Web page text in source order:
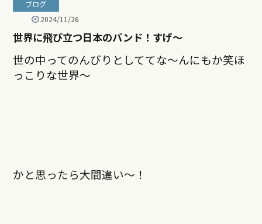
ブログ
2024/11/26
世界に飛び立つ日本のバンド！すげ〜
世の中ってのんびりとしててな〜んにもか笑ほ
っこりな世界〜
かと思ったら大間違い〜！